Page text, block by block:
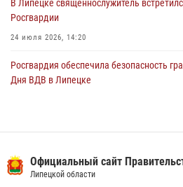
В Липецке священнослужитель
Росгвардии
24 июля 2026, 14:20
Росгвардия обеспечила безопасность
Дня ВДВ в Липецке
28 июля 2026, 14:38 4
Официальный сайт
Липецкой области